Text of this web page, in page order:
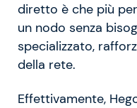
diretto è che più
un nodo senza
specializzato,
della rete.
Effettivamente,